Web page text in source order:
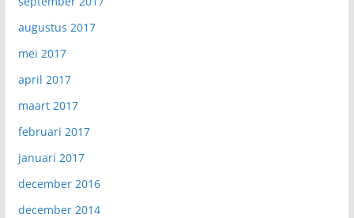
augustus 2017
mei 2017
april 2017
maart 2017
februari 2017
januari 2017
december 2016
december 2014